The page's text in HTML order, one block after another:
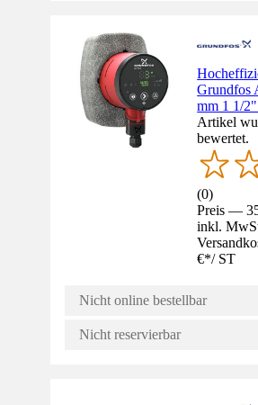
Grundfos
mm 1 1/
Artikel
bewertet.
(0)
Preis —
inkl.
€*/ ST
Nicht online bestellbar
Nicht reservierbar